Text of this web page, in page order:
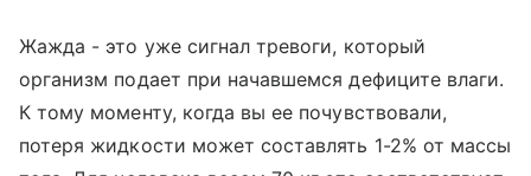
Жажда - это уже сигнал тревоги, который
организм подает при начавшемся дефиците влаги.
К тому моменту, когда вы ее почувствовали,
потеря жидкости может составлять 1-2% от массы